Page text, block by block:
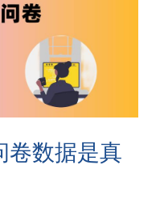
卷数据是真